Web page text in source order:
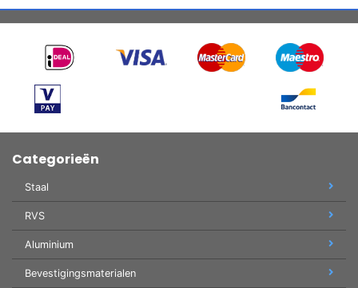
Categorieën
Staal
RVS
Aluminium
Bevestigingsmaterialen